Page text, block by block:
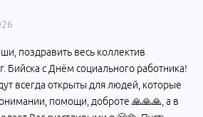
поздравить весь коллектив
Бийска с Днём социального работника!
всегда открыты для людей, которые
помощи, доброте 🙏🙏🙏, а в